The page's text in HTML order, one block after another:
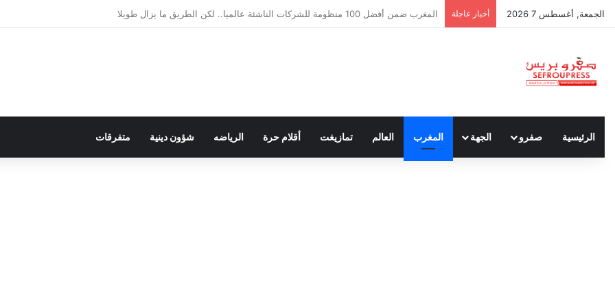
الجمعة, أغسطس 7 2026 أخبار عاجلة سبتة ومليلية… حين يتحدث أنصار الديمقراطية بلسان الاستعمار
الرئيسية صفرو الجهة المغرب العالم تمازيغت أقلام حرة الرياضه شؤون دينية متفرقات